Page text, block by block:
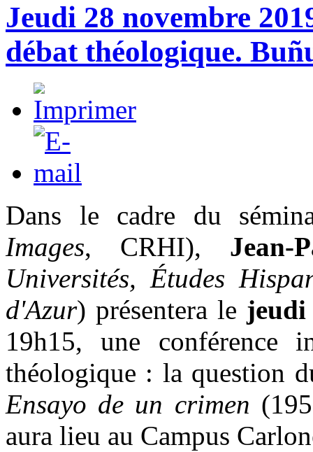
Jeudi 28 novembre
débat théologique.
Dans le cadre du
Images, CRHI),
Universités, Études
d'Azur) présentera le jeudi
19h15, une
théologique : la question
Ensayo de un crimen
aura lieu au Campus